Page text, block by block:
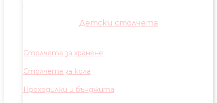
Детски столчета
Столчета за хранене
Столчета за кола
Проходилки и бънджита